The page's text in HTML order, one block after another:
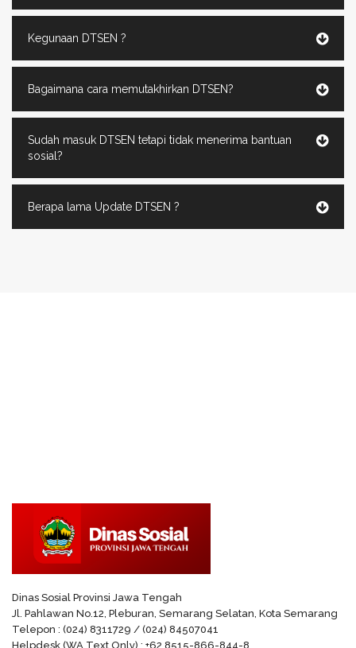
Kegunaan DTSEN ?
Bagaimana cara memutakhirkan DTSEN?
Sudah masuk DTSEN tetapi tidak menerima bantuan
sosial?
Berapa lama Update DTSEN ?
Dinas Sosial Provinsi Jawa Tengah
Jl. Pahlawan No.12, Pleburan, Semarang Selatan, Kota Semarang
Telepon : (024) 8311729 / (024) 84507041
Helpdesk (WA Text Only) : +62 8515-866-844-8